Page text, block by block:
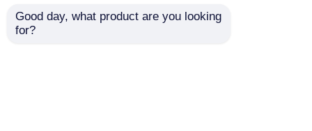
Good day, what product are you looking
for?